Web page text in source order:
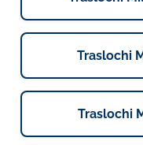
Traslochi
Traslochi